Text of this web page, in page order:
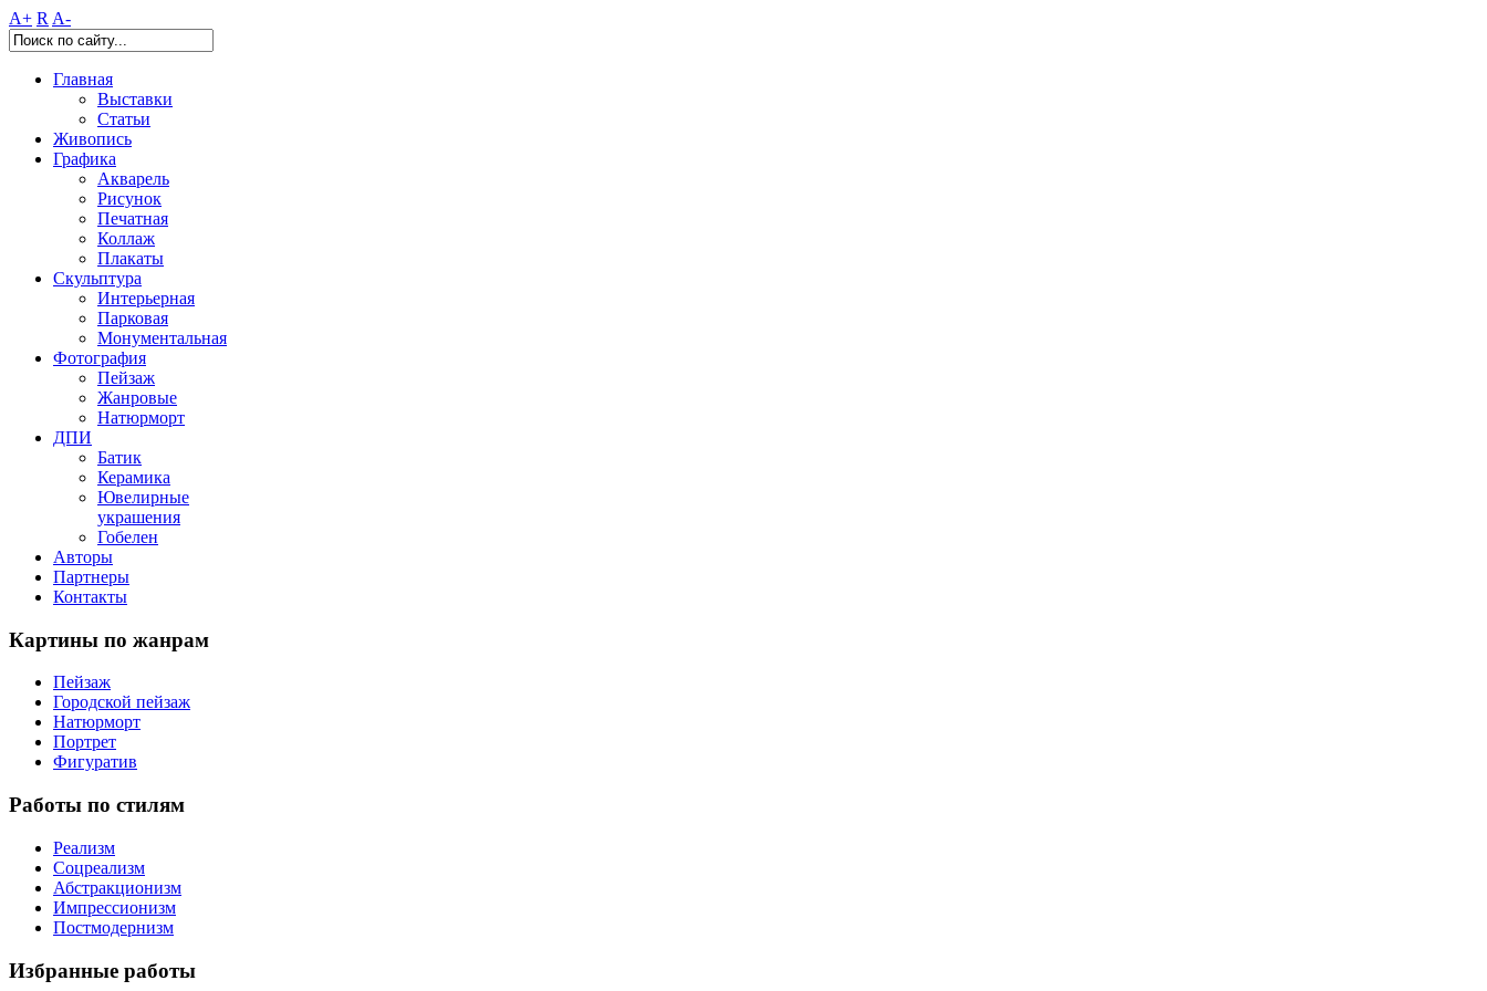
A+ R A-
Главная
Выставки
Статьи
Живопись
Графика
Акварель
Рисунок
Печатная
Коллаж
Плакаты
Скульптура
Интерьерная
Парковая
Монументальная
Фотография
Пейзаж
Жанровые
Натюрморт
ДПИ
Батик
Керамика
Ювелирные
украшения
Гобелен
Авторы
Партнеры
Контакты
Картины по жанрам
Пейзаж
Городской пейзаж
Натюрморт
Портрет
Фигуратив
Работы по стилям
Реализм
Соцреализм
Абстракционизм
Импрессионизм
Постмодернизм
Избранные работы